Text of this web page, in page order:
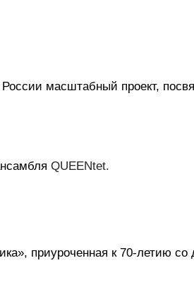
масштабный проект,
QUEENtet.
приуроченная к 70-летию со